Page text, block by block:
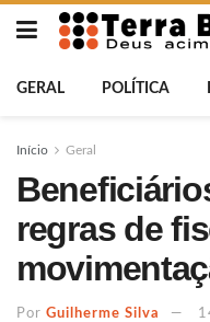
GERAL POLÍTICA
Início Geral
regras de
Por Guilherme Silva